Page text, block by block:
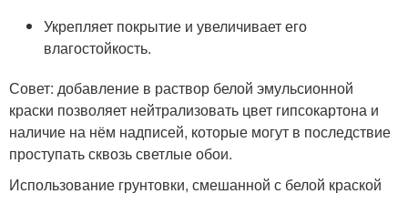
Укрепляет покрытие и увеличивает его
влагостойкость.
Совет: добавление в раствор белой эмульсионной
краски позволяет нейтрализовать цвет гипсокартона и
наличие на нём надписей, которые могут в последствие
проступать сквозь светлые обои.
Использование грунтовки, смешанной с белой краской